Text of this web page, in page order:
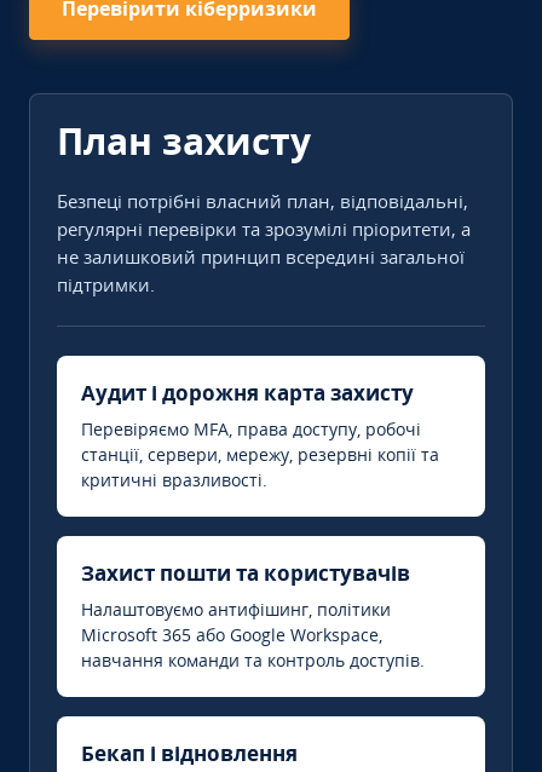
Перевірити кіберризики
План захисту
Безпеці потрібні власний план, відповідальні,
регулярні перевірки та зрозумілі пріоритети, а
не залишковий принцип всередині загальної
підтримки.
Аудит і дорожня карта захисту
Перевіряємо MFA, права доступу, робочі
станції, сервери, мережу, резервні копії та
критичні вразливості.
Захист пошти та користувачів
Налаштовуємо антифішинг, політики
Microsoft 365 або Google Workspace,
навчання команди та контроль доступів.
Бекап і відновлення